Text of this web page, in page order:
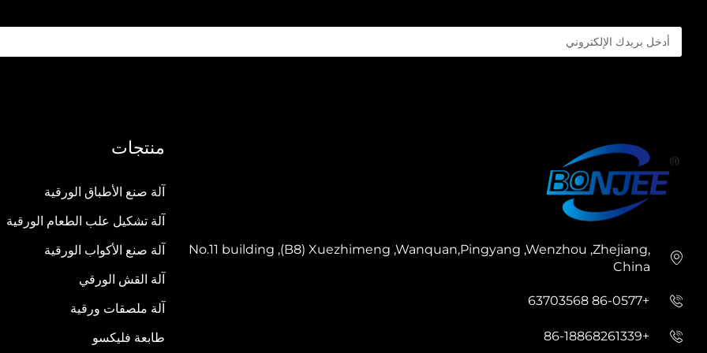
No.11 building ,(B8) Xuezhimeng ,Wanquan,Pingyang ,Wenzhou ,Zhejiang,
China
+86-0577 63703568
+86-18868261339
منتجات
آلة صنع الأطباق الورقية
آلة تشكيل علب الطعام الورقية
آلة صنع الأكواب الورقية
آلة القش الورقي
آلة ملصقات ورقية
طابعة فليكسو